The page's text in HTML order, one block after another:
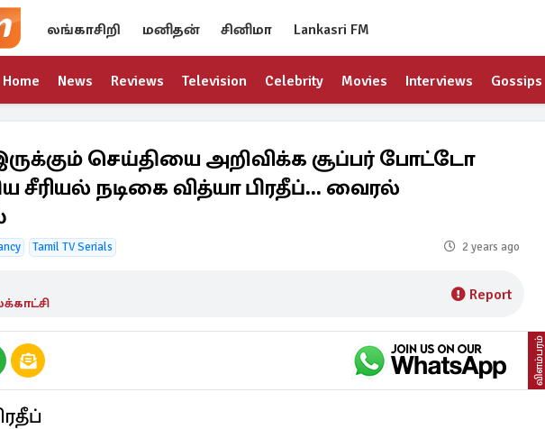
லங்காசிறி மனிதன் சினிமா Lankasri FM
Home News Reviews Television Celebrity Movies Interviews Gossips
செய்தியை அறிவிக்க சூப்பர் போட்டோ
சீரியல் நடிகை வித்யா பிரதீப்... வைரல்
Tamil TV Serials 2 years ago
Report
விளம்பரம்